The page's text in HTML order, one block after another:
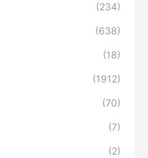
(234)
(638)
(18)
(1912)
(70)
(7)
(2)